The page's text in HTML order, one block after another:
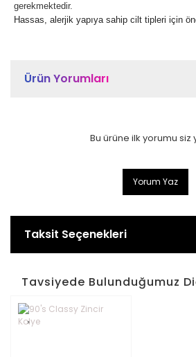
gerekmektedir.
Hassas, alerjik yapıya sahip cilt tipleri için
Ürün Yorumları
Bu ürüne ilk yorumu siz
Yorum Yaz
Taksit Seçenekleri
Tavsiyede Bulunduğumuz